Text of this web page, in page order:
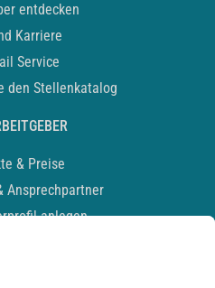
entdecken
Karriere
Service
den Stellenkatalog
& Preise
Ansprechpartner
anlegen
Podcast